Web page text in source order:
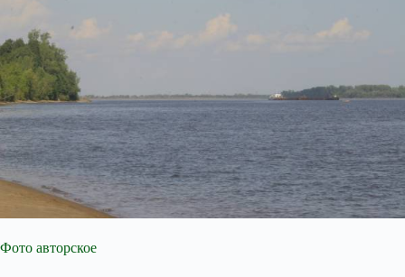
Фото авторское